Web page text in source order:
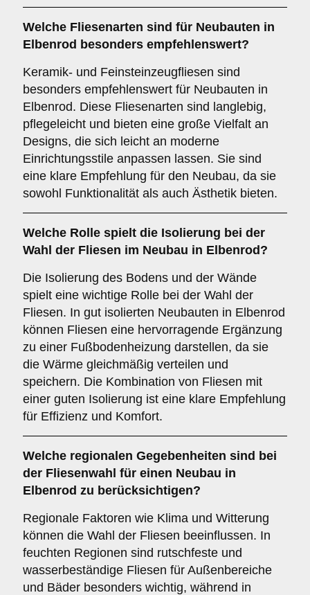
Welche Fliesenarten sind für Neubauten in
Elbenrod besonders empfehlenswert?
Keramik- und Feinsteinzeugfliesen sind
besonders empfehlenswert für Neubauten in
Elbenrod. Diese Fliesenarten sind langlebig,
pflegeleicht und bieten eine große Vielfalt an
Designs, die sich leicht an moderne
Einrichtungsstile anpassen lassen. Sie sind
eine klare Empfehlung für den Neubau, da sie
sowohl Funktionalität als auch Ästhetik bieten.
Welche Rolle spielt die Isolierung bei der
Wahl der Fliesen im Neubau in Elbenrod?
Die Isolierung des Bodens und der Wände
spielt eine wichtige Rolle bei der Wahl der
Fliesen. In gut isolierten Neubauten in Elbenrod
können Fliesen eine hervorragende Ergänzung
zu einer Fußbodenheizung darstellen, da sie
die Wärme gleichmäßig verteilen und
speichern. Die Kombination von Fliesen mit
einer guten Isolierung ist eine klare Empfehlung
für Effizienz und Komfort.
Welche regionalen Gegebenheiten sind bei
der Fliesenwahl für einen Neubau in
Elbenrod zu berücksichtigen?
Regionale Faktoren wie Klima und Witterung
können die Wahl der Fliesen beeinflussen. In
feuchten Regionen sind rutschfeste und
wasserbeständige Fliesen für Außenbereiche
und Bäder besonders wichtig, während in